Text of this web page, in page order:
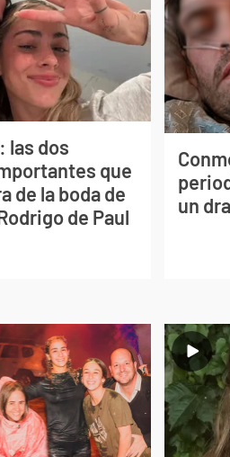
las dos
que
de la boda de
de Paul
un